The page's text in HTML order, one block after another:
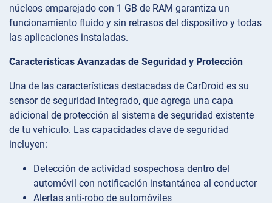
núcleos emparejado con 1 GB de RAM garantiza un
funcionamiento fluido y sin retrasos del dispositivo y todas
las aplicaciones instaladas.
Características Avanzadas de Seguridad y Protección
Una de las características destacadas de CarDroid es su
sensor de seguridad integrado, que agrega una capa
adicional de protección al sistema de seguridad existente
de tu vehículo. Las capacidades clave de seguridad
incluyen:
Detección de actividad sospechosa dentro del
automóvil con notificación instantánea al conductor
Alertas anti-robo de automóviles